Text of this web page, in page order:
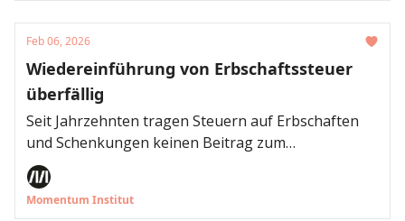
die EU das Verbrenner-Aus aufgeweicht hat,
der Elektromobilität zeigen, ortet das Institut als
Rückschritt.
Feb 06, 2026
Wiedereinführung von Erbschaftssteuer
überfällig
Seit Jahrzehnten tragen Steuern auf Erbschaften
und Schenkungen keinen Beitrag zum
Steueraufkommen mehr bei, 2008 ursprünglich nur
temporär abgeschafft, wartet Österreich seither
auf ein Steuer-Update hinsichtlich
Momentum Institut